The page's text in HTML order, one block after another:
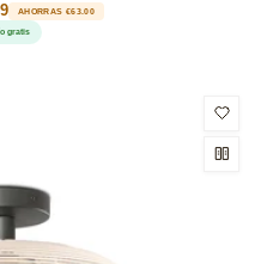
AHORRAS €63.00
gratis